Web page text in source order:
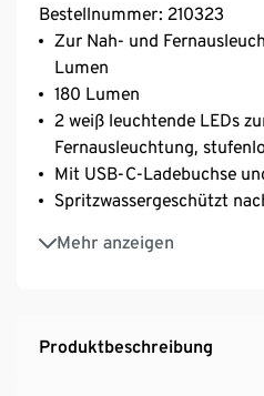
Bestellnummer: 210323
Zur Nah- und
Lumen
180 Lumen
2 weiß leuchtende LEDs
Fernausleuchtung,
Mit USB-C-Ladebuchse
Spritzwassergeschützt
Mehr anzeigen
Weiches und elastisches,
Kopfband – auch für
Leuchtdauer je nach
Produktbeschreibung